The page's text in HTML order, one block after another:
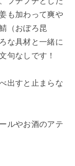
も加わって爽や
（おぼろ昆
な具材と一緒に
句なしです！
出すと止まらな
ルやお酒のアテ